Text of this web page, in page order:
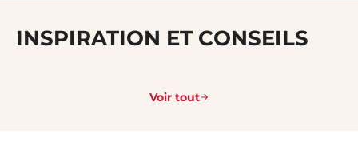
INSPIRATION ET CONSEILS
Voir tout